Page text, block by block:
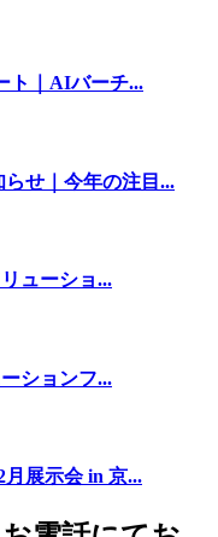
ト｜AIバーチ...
らせ｜今年の注目...
ューショ...
ションフ...
展示会 in 京...